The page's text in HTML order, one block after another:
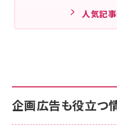
人気記
企画広告も役立つ